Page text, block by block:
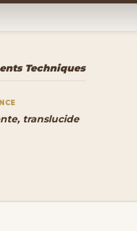
Techniques
translucide